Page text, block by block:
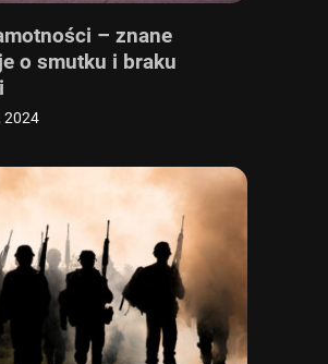
– znane
o smutku i braku
2024